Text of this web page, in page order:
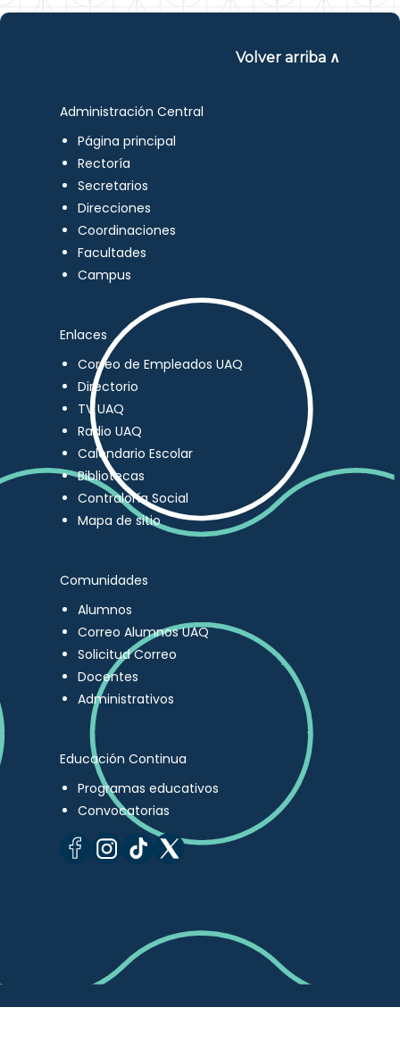
Volver arriba ∧
Administración Central
Página principal
Rectoría
Secretarios
Direcciones
Coordinaciones
Facultades
Campus
Enlaces
Correo de Empleados UAQ
Directorio
TV UAQ
Radio UAQ
Calendario Escolar
Bibliotecas
Contraloría Social
Mapa de sitio
Comunidades
Alumnos
Correo Alumnos UAQ
Solicitud Correo
Docentes
Administrativos
Educación Continua
Programas educativos
Convocatorias